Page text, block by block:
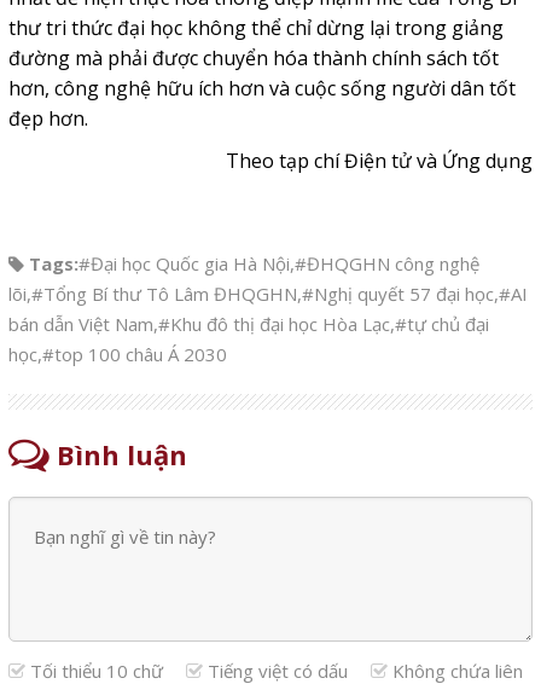
thư tri thức đại học không thể chỉ dừng lại trong giảng
đường mà phải được chuyển hóa thành chính sách tốt
hơn, công nghệ hữu ích hơn và cuộc sống người dân tốt
đẹp hơn.
Theo tạp chí Điện tử và Ứng dụng
Tags:#Đại học Quốc gia Hà Nội,#ĐHQGHN công nghệ
lõi,#Tổng Bí thư Tô Lâm ĐHQGHN,#Nghị quyết 57 đại học,#AI
bán dẫn Việt Nam,#Khu đô thị đại học Hòa Lạc,#tự chủ đại
học,#top 100 châu Á 2030
Bình luận
Tối thiểu 10 chữ Tiếng việt có dấu
Không chứa liên